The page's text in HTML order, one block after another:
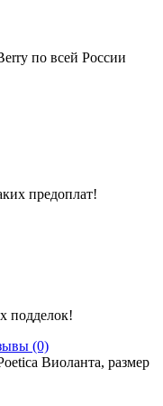
по всей России
предоплат!
подделок!
(0)
Виоланта, размер